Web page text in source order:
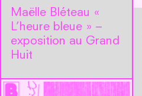
Maëlle Bléteau « ​
L’heure bleue » –
exposition au Grand
Huit